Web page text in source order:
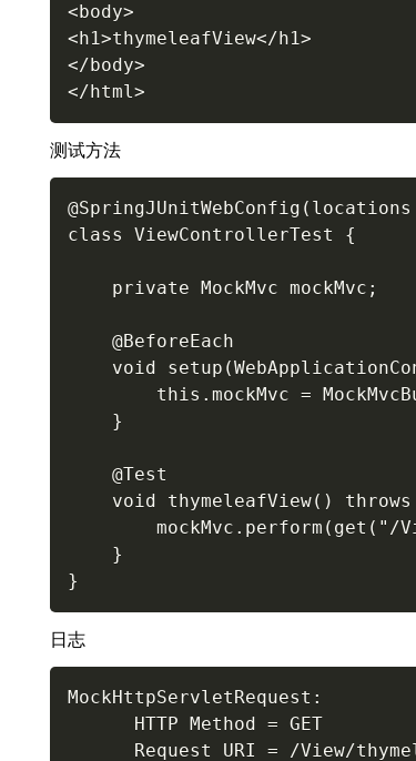
< body>
< h1>thymeleafView</ h1>
</ body>
</ html>
测试方法
class ViewControllerTest {
    private MockMvc mockMvc;
    @BeforeEach
void
this.mockMvc =
    }
    @Test
void thymeleafView()
mockMvc.perform(get("/
    }
日志
MockHttpServletRequest:
      HTTP Method = GET
Request URI = /View/